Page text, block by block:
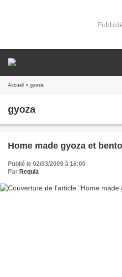
Accueil » gyoza
gyoza
Home made gyoza et
Publié le 02/03/2009 à 16:00
Par Requia